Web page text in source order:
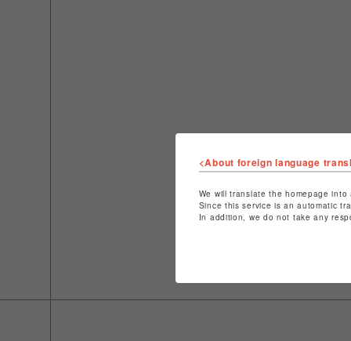
<About foreign language
We will translate the homepage
Since this service is an automatic
In addition, we do not take any